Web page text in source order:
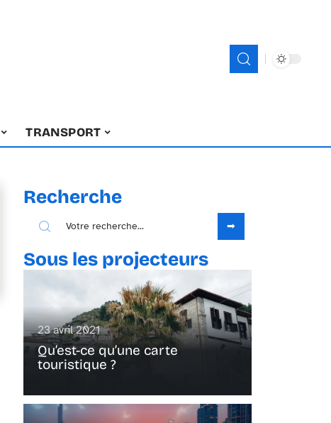
TRANSPORT
Recherche
Sous les projecteurs
23 avril 2021
Qu’est-ce qu’une carte
touristique ?